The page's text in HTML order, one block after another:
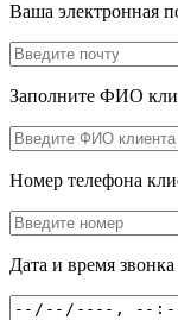
Ваша электронная
Заполните ФИО
Номер телефона
Дата и время